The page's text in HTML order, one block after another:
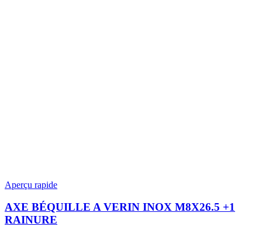
Aperçu rapide
AXE BÉQUILLE A VERIN INOX M8X26.5 +1
RAINURE